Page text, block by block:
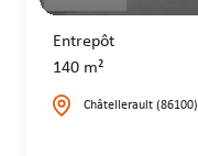
Entrepôt
140 m²
Châtellerault (86100)